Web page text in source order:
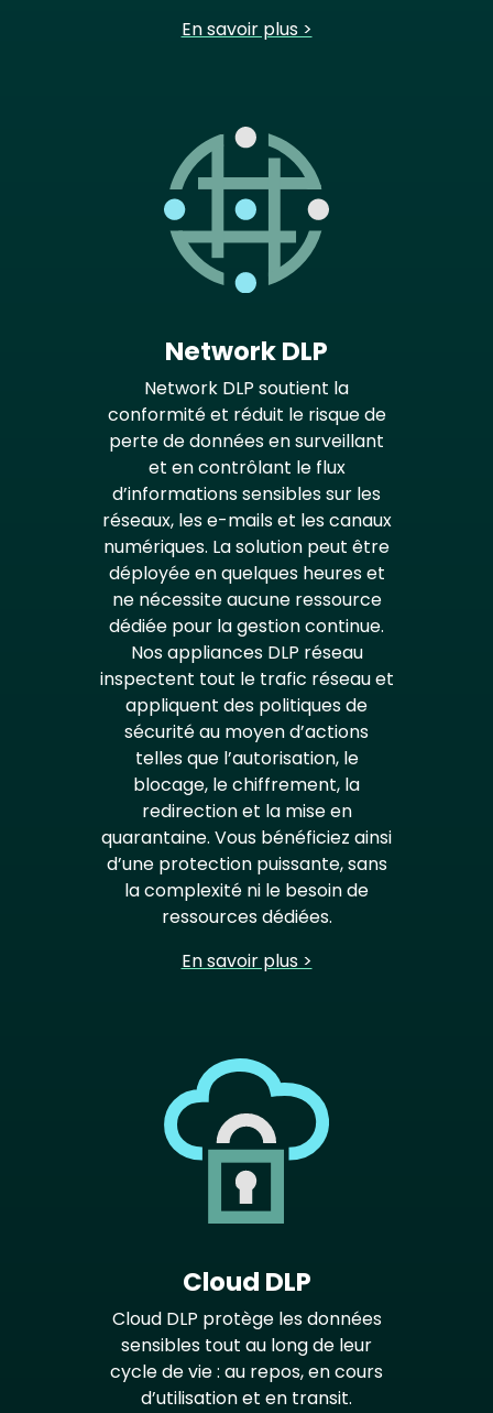
En savoir plus >
Network DLP
Network DLP soutient la
conformité et réduit le risque de
perte de données en surveillant
et en contrôlant le flux
d’informations sensibles sur les
réseaux, les e-mails et les canaux
numériques. La solution peut être
déployée en quelques heures et
ne nécessite aucune ressource
dédiée pour la gestion continue.
Nos appliances DLP réseau
inspectent tout le trafic réseau et
appliquent des politiques de
sécurité au moyen d’actions
telles que l’autorisation, le
blocage, le chiffrement, la
redirection et la mise en
quarantaine. Vous bénéficiez ainsi
d’une protection puissante, sans
la complexité ni le besoin de
ressources dédiées.
En savoir plus >
Cloud DLP
Cloud DLP protège les données
sensibles tout au long de leur
cycle de vie : au repos, en cours
d’utilisation et en transit.